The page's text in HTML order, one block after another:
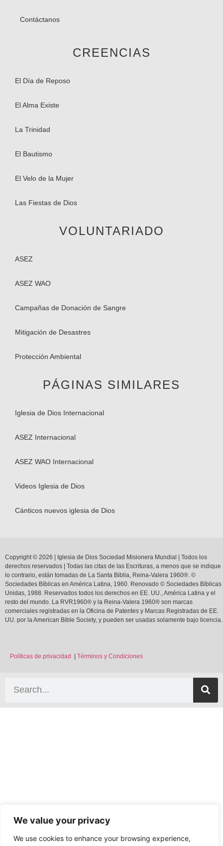
We value your privacy
We use cookies to enhance your browsing experience,
Contáctanos
CREENCIAS
El Día de Reposo
El Alma Existe​
La Trinidad
El Bautismo
El Velo de la Mujer
Las Fiestas de Dios
VOLUNTARIADO
ASEZ
ASEZ WAO
Campañas de Donación de Sangre
Mitigación de Desastres
Protección Ambiental
PÁGINAS SIMILARES
Iglesia de Dios Internacional
ASEZ Internacional
ASEZ WAO Internacional
Videos Iglesia de Dios
Cánticos nuevos iglesia de Dios
Copyright © 2026 | Iglesia de Dios Sociedad Misionera Mundial | Todos los
derechos reservados | Todas las citas de las Escrituras, a menos que se indique
lo contrario, están tomadas de La Santa Biblia, Reina-Valera 1960®. ©
Sociedades Bíblicas en América Latina, 1960. Renovado © Sociedades Bíblicas
Unidas, 1988. Reservados todos los derechos en EE. UU.,América Latina y el
resto del mundo. La RVR1960® y la Reina-Valera 1960® son marcas
comerciales registradas en la Oficina de Patentes y Marcas Registradas de EE.
UU. por la American Bible Society, y pueden ser usadas solamente bajo licencia.
Políticas de privacidad | Términos y Condiciones